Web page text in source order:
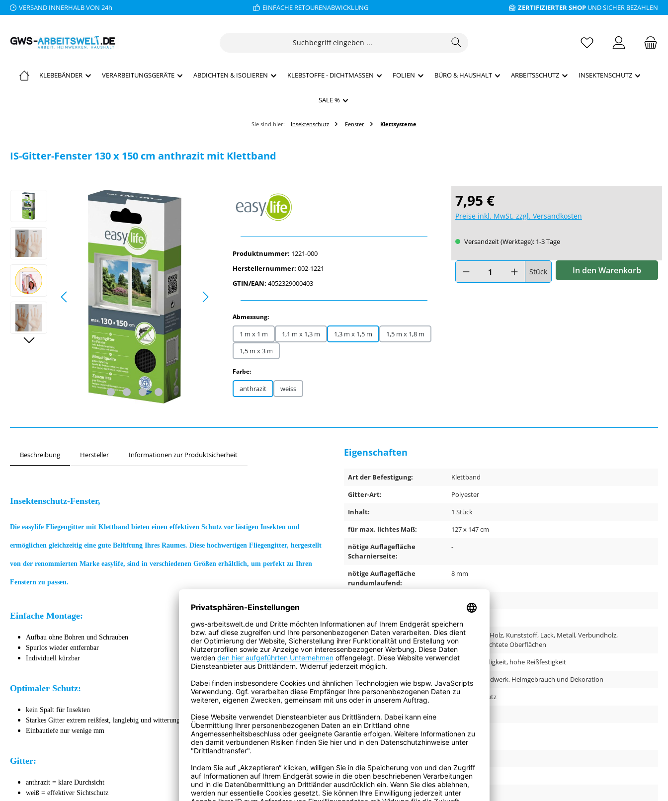
Hauptinhalt springen
Zur Suche springen
Zur Hauptnavigation springen
VERSAND INNERHALB VON 24h EINFACHE RETOURENABWICKLUNG ZERTIFIZIERTER SHOP UND SICHER BEZAHLEN
KLEBEBÄNDER VERARBEITUNGSGERÄTE ABDICHTEN & ISOLIEREN KLEBSTOFFE - DICHTMASSEN FOLIEN BÜRO & HAUSHALT ARBEITSSCHUTZ INSEKTENSCHUTZ
SALE %
Sie sind hier: Insektenschutz Fenster Klettsysteme
IS-Gitter-Fenster 130 x 150 cm anthrazit mit Klettband
Bildergalerie überspringen
Produktnummer: 1221-000
Herstellernummer: 002-1221
GTIN/EAN: 4052329000403
Abmessung:auswählen
1 m x 1 m 1,1 m x 1,3 m 1,3 m x 1,5 m
1,5 m x 1,8 m
1,5 m x 3 m
Farbe:auswählen
anthrazit weiss
Regulärer Preis:
7,95 €
Preise inkl. MwSt. zzgl. Versandkosten
Versandzeit (Werktage): 1-3 Tage
Produkt Anzahl: Gib den gewünschten Wert ein oder benutze
Stück In den Warenkorb
Beschreibung Hersteller Informationen zur Produktsicherheit
Insektenschutz-Fenster,
Die easylife Fliegengitter mit Klettband bieten einen effektiven Schutz vor lästigen Insekten und
ermöglichen gleichzeitig eine gute Belüftung Ihres Raumes. Diese hochwertigen Fliegengitter, hergestellt
von der renommierten Marke easylife, sind in verschiedenen Größen erhältlich, um perfekt zu Ihren
Fenstern zu passen.
Einfache Montage:
Aufbau ohne Bohren und Schrauben
Spurlos wieder entfernbar
Individuell kürzbar
Optimaler Schutz:
kein Spalt für Insekten
Starkes Gitter extrem reißfest, langlebig und witterungsbeständig
Einbautiefe nur wenige mm
Gitter:
anthrazit = klare Durchsicht
weiß = effektiver Sichtschutz
Eigenschaften
Art der Befestigung:
Klettband
Gitter-Art:
Polyester
Inhalt:
1 Stück
für max. lichtes Maß:
127 x 147 cm
nötige Auflagefläche
Scharnierseite:
-
nötige Auflagefläche
rundumlaufend:
8 mm
Geeignete Oberflächen:
Behandeltes Holz, Kunststoff, Lack, Metall, Verbundholz,
pulverbeschichtete Oberflächen
Besondere Merkmale:
gute Beständigkeit, hohe Reißfestigkeit
Anwendungsbereich:
Bau und Handwerk, Heimgebrauch und Dekoration
Anwendung:
Insektenschutz
Ursprungsland:
ECLASS Klassifizierung
Nummer:
47090302
Gefahrgut:
false
Batterien sind enthalten:
false